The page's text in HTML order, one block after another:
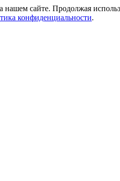
нашем сайте. Продолжая
конфиденциальности.